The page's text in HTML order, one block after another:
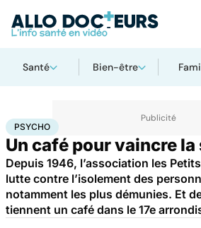
Santé Bien-être
AccueilBien-être
PSYCHO
Un café pour vaincre
Depuis 1946, l’association les
lutte contre l’isolement des
notamment les plus démunies. Et
tiennent un café dans le 17e